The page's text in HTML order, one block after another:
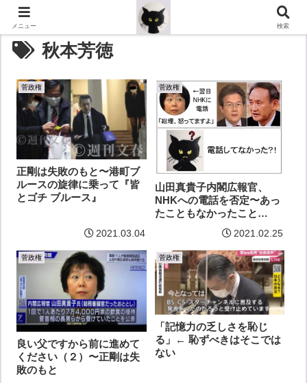
秋本芳徳
菅政権
正剛は失敗のもと〜港町ブ
ルースの旋律に乗って『皆
とゴチ ブルース』
2021.03.04
菅政権
山田真貴子内閣広報官、
NHKへの電話を否定〜あっ
たこともなかったこと
2021.02.25
菅政権
良い父ですから前に進めて
ください（２）〜正剛は失
敗のもと
菅政権
「記憶力の乏しさを恥じ
る」← 恥ずべきはそこでは
ない
メニュー 検索